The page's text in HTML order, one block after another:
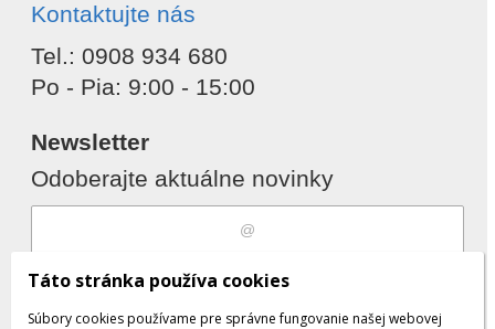
Kontaktujte nás
Tel.: 0908 934 680
Po - Pia: 9:00 - 15:00
Newsletter
Odoberajte aktuálne novinky
Súhlasím sspracovaním osobných
údajov
Táto stránka používa cookies
Súbory cookies používame pre správne fungovanie našej webovej